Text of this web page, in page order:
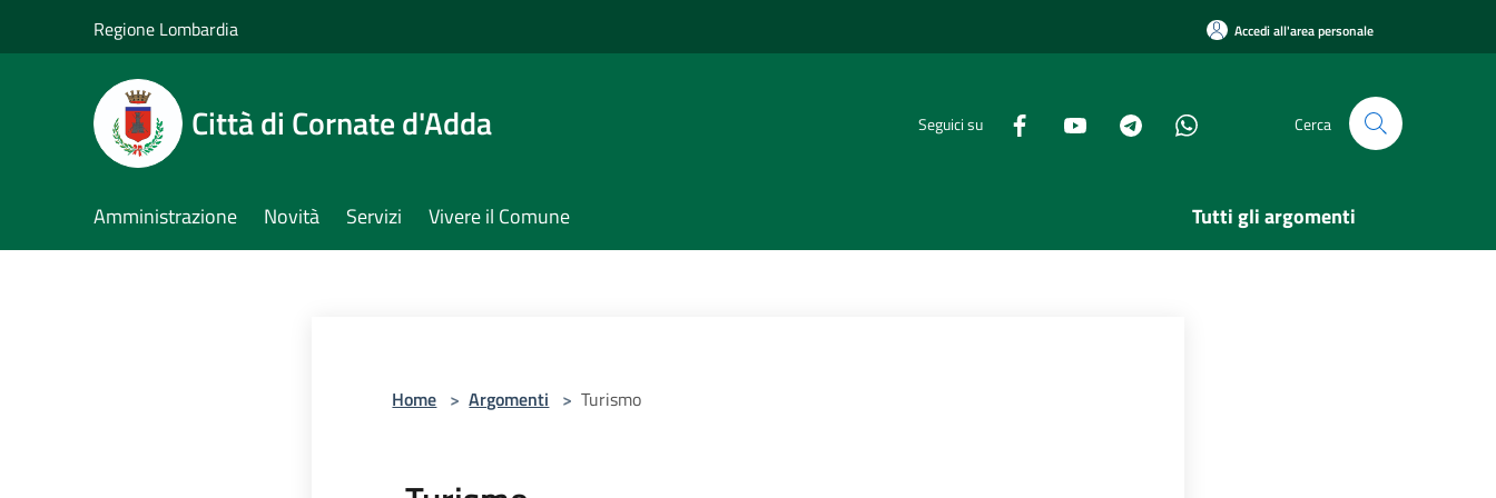
Regione Lombardia Accedi all'area personale
Città di Cornate d'Adda Seguici su Cerca
Amministrazione Novità Servizi Vivere il Comune Tutti gli argomenti
Home > Argomenti > Turismo